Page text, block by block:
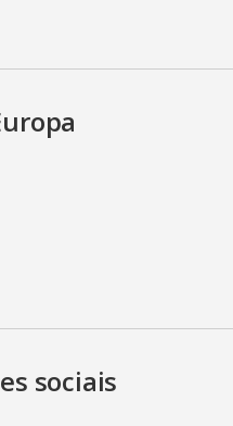
sociais